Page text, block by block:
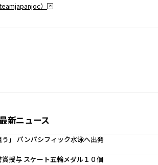
）
新ニュース
」 パンパシフィック水泳へ出発
授与 スケート五輪メダル１０個